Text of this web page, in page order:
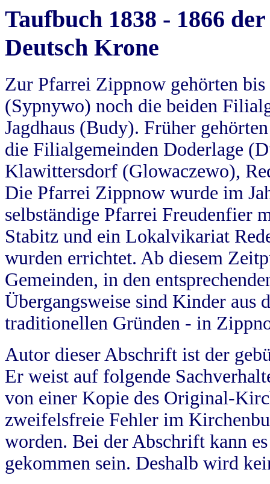
Taufbuch 1838 - 1866
Deutsch Krone
Zur Pfarrei Zippnow gehörten
(Sypnywo) noch die beiden
Jagdhaus (Budy). Früher
die Filialgemeinden Doderlage
Klawittersdorf (Glowaczewo),
Die Pfarrei Zippnow wurde im
selbständige Pfarrei Freudenfier
Stabitz und ein Lokalvikariat
wurden errichtet. Ab diesem
Gemeinden, in den
Übergangsweise sind Kinder aus
traditionellen Gründen - in
Autor dieser Abschrift ist der
Er weist auf folgende
von einer Kopie des Original-
zweifelsfreie Fehler im
worden. Bei der Abschrift kann
gekommen sein. Deshalb wird